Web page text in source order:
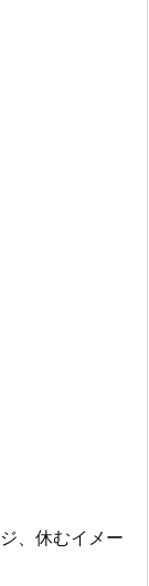
、休むイメー